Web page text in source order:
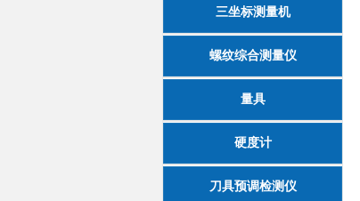
三坐标测量机
螺纹综合测量仪
量具
硬度计
刀具预调检测仪